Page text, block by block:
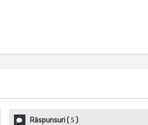
Răspunsuri( 5)